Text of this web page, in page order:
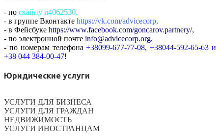
- по скайпу n4062530,
- в группе Вконтакте https://vk.com/advicecorp,
- в Фейсбуке https://www.facebook.com/goncarov.partnery/,
- по электронной почте info@advicecorp.org,
- по номерам телефона +38099-677-77-08, +38044-592-65-63 и
+38 044 384-00-47!
Юридические услуги
УСЛУГИ ДЛЯ БИЗНЕСА
УСЛУГИ ДЛЯ ГРАЖДАН
НЕДВИЖИМОСТЬ
УСЛУГИ ИНОСТРАНЦАМ